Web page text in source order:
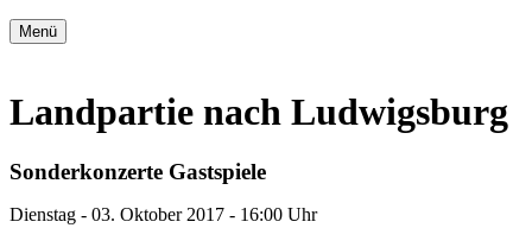
Menü
Landpartie nach Ludwigsburg
Sonderkonzerte Gastspiele
Dienstag - 03. Oktober 2017 - 16:00 Uhr